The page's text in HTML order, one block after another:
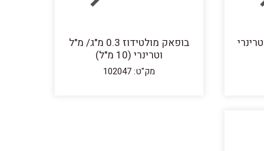
בופאק מולטידוז 0.3 מ"ג/ מ"ל
וטרינרי (10 מ"ל)
מק"ט: 102047